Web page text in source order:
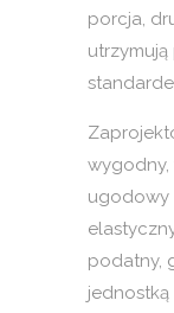
porcja,
wygodny,
ugodowy
podatny,